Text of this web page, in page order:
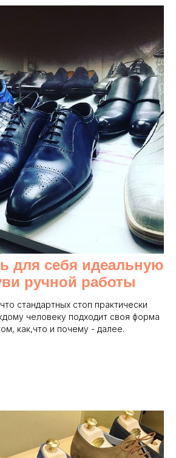
для себя идеальную
ручной работы
стандартных стоп практически
человеку подходит своя форма
как,что и почему - далее.